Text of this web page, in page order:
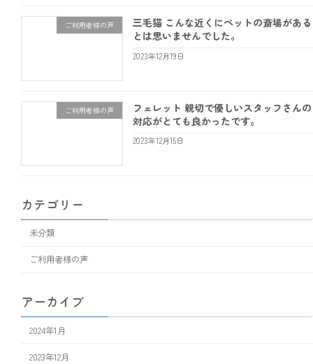
ご利用者様の声
三毛猫 こんな近くにペットの斎場がある
とは思いませんでした。
2023年12月19日
ご利用者様の声
フェレット 親切で優しいスタッフさんの
対応がとても良かったです。
2023年12月15日
カテゴリー
未分類
ご利用者様の声
アーカイブ
2024年1月
2023年12月